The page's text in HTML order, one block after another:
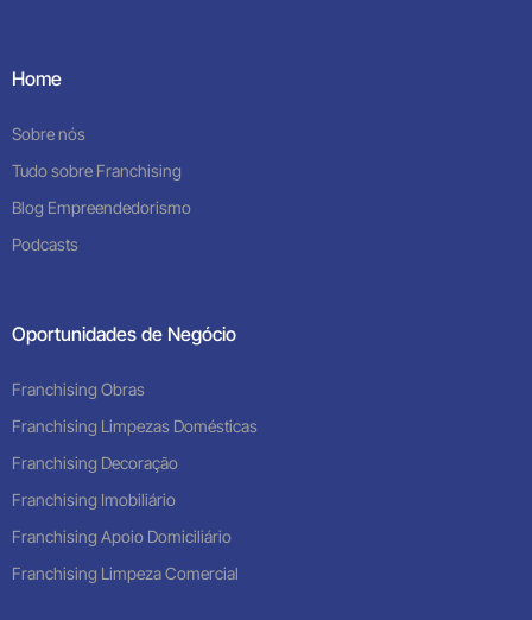
Home
Sobre nós
Tudo sobre Franchising
Blog Empreendedorismo
Podcasts
Oportunidades de Negócio
Franchising Obras
Franchising Limpezas Domésticas
Franchising Decoração
Franchising Imobiliário
Franchising Apoio Domiciliário
Franchising Limpeza Comercial